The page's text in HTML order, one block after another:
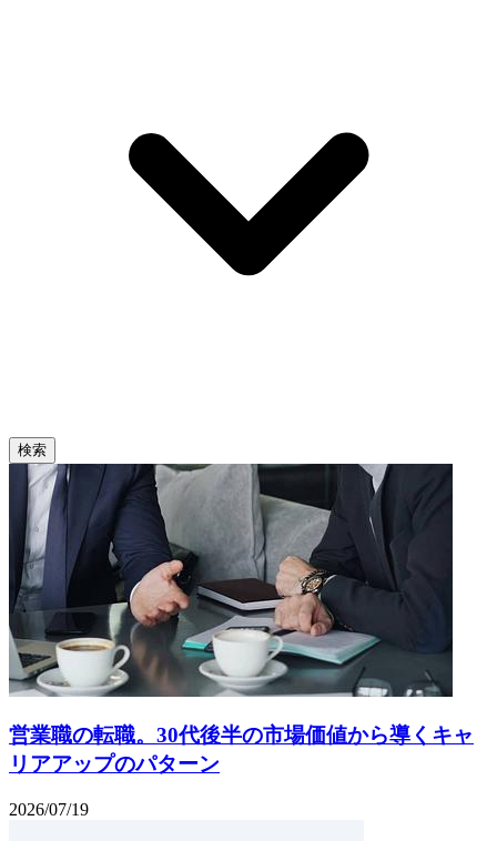
営業職の転職。30代後半の市場価値から導くキャ
リアアップのパターン
2026/07/19